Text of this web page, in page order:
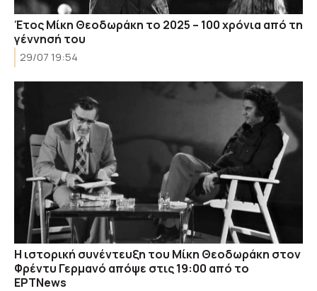
Έτος Μίκη Θεοδωράκη το 2025 – 100 χρόνια από τη
γέννησή του
29/07 19:54
H ιστορική συνέντευξη του Μίκη Θεοδωράκη στον
Φρέντυ Γερμανό απόψε στις 19:00 από το
ΕΡΤΝews